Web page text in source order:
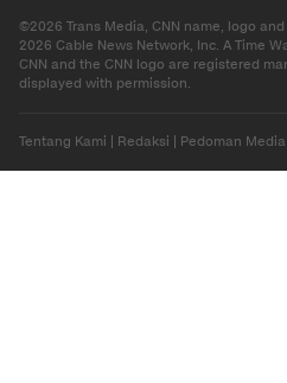
©2026 Trans Media, CNN name, logo
2026 Cable News Network, Inc. A Time
CNN and the CNN logo are registered
displayed with permission.
Tentang Kami Redaksi Pedoman